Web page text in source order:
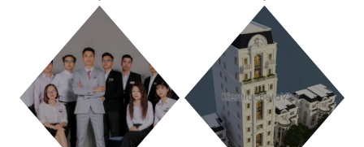
TP. HỒ CHÍ MINH